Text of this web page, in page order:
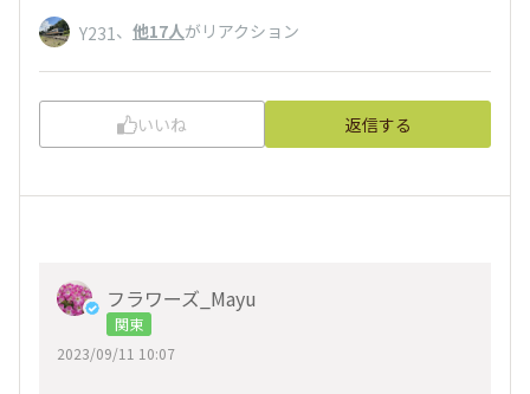
Y231 、 他17人がリアクション
いいね 返信する
フラワーズ_Mayu
関東
2023/09/11 10:07